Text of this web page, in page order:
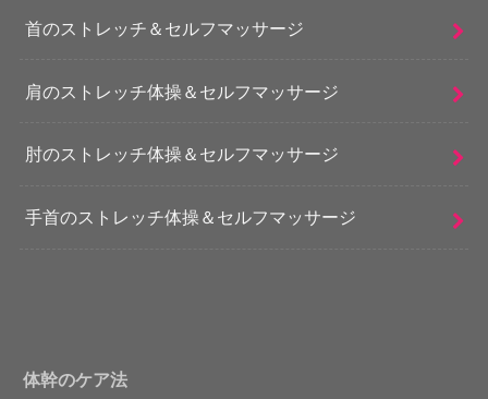
首のストレッチ＆セルフマッサージ
肩のストレッチ体操＆セルフマッサージ
肘のストレッチ体操＆セルフマッサージ
手首のストレッチ体操＆セルフマッサージ
体幹のケア法